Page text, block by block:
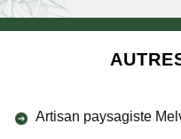
Artisan paysagiste